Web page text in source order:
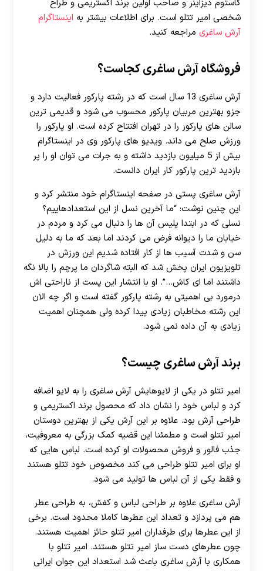
کاستوم دیزاینر و صاحب اولین برند اکستریمی و طراح
شخصی امیر تتلو است. برای اطلاعات بیشتر به اینستاگرام
آرش ساغری مراجعه کنید.
فروشگاه آرش ساغری کجاست؟
آرش ساغری 13 سال است که در رشته پارکور فعالیت دارد و
جزو بهترین مربیان پارکور محسوب می شود و قدیمی ترین
سالن های پارکور را در تهران افتتاح کرده است. او پارکور را
ورزش صلح می داند. ویدیو های پارکور وی در اینستاگرام
بیش از 5 میلیون بازدید داشته و به جرات می توان او را پر
بازدید ترین پارکور کار ایران دانست.
آرش ساغری پستی در صفحه اینستاگرام خود منتشر کرد و
این چنین نوشت: “ما آخرین نسل از این استعدادهاییم؟
نسلی که در ابتدا پلیس آن ها را دنبال می کرد و مردم در
خیابان ما را دیوانه فرض می کردند اما بعد که ما به دلیل
سن و شدت آسیب ها از کار افتاده شدیم این ورزش در
تلویزیون ایران پخش شد که البته شاگردان ما پرچم را بالا نگه
داشتند اما ای کاش…”. او با انتشار این پست از ناراحتی اش
درمورد بی اهمیتی به رشته پارکور گفته است و اگر چه الان
این رشته مخاطبان زیادی پیدا کرده ولی همچنان اهمیت
زیادی به آن داده نمی شود.
برند آرش ساغری چیست؟
امیر تتلو در یکی از لایوهایش آرش ساغری را به لایو اضافه
کرد و لباس خود را نشان داد که محصول برند اکستریمی و
طراحی آرش بود. علاوه بر این آرش یکی از بهترین دوستان
امیر تتلو است و مطمئنا این قضیه کمک بزرگی به معروفیت،
جذب فالور و فروش محصولات او کرده است. لباس هایی که
او برای امیر تتلو طراحی می کند مخصوص خود تتلو هستند
و فقط یکی از آن لباس ها تولید می شود.
آرش ساغری علاوه بر طراحی لباس و کفش، به طراحی عطر
هم می پردازد و تعداد این عطرها کاملا محدود است‌. برخی
از این عطرها برای طرفداران امیر تتلو حائز اهمیت هستند.
چون عطرهای دست ساز امیر تتلو هستند. امیر تتلو با
همکاری با آرش ساغری باعث شد استعداد این جوان ایرانی